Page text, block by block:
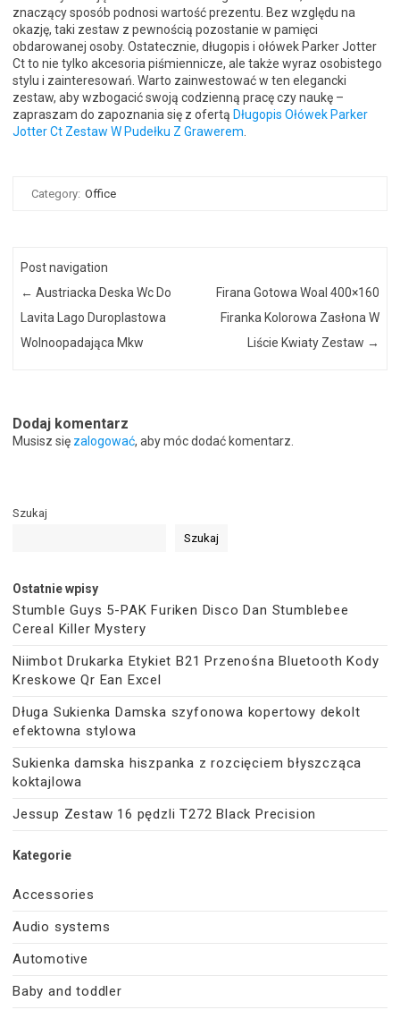
znaczący sposób podnosi wartość prezentu. Bez względu na
okazję, taki zestaw z pewnością pozostanie w pamięci
obdarowanej osoby. Ostatecznie, długopis i ołówek Parker Jotter
Ct to nie tylko akcesoria piśmiennicze, ale także wyraz osobistego
stylu i zainteresowań. Warto zainwestować w ten elegancki
zestaw, aby wzbogacić swoją codzienną pracę czy naukę –
zapraszam do zapoznania się z ofertą Długopis Ołówek Parker
Jotter Ct Zestaw W Pudełku Z Grawerem
Category: Office
Post navigation
← Austriacka Deska Wc Do
Lavita Lago Duroplastowa
Wolnoopadająca Mkw
Firana Gotowa Woal 400×160
Firanka Kolorowa Zasłona W
Liście Kwiaty Zestaw →
Dodaj komentarz
Musisz się zalogować, aby móc dodać komentarz.
Szukaj
Szukaj
Ostatnie wpisy
Stumble Guys 5-PAK Furiken Disco Dan Stumblebee
Cereal Killer Mystery
Niimbot Drukarka Etykiet B21 Przenośna Bluetooth Kody
Kreskowe Qr Ean Excel
Długa Sukienka Damska szyfonowa kopertowy dekolt
efektowna stylowa
Sukienka damska hiszpanka z rozcięciem błyszcząca
koktajlowa
Jessup Zestaw 16 pędzli T272 Black Precision
Kategorie
Accessories
Audio systems
Automotive
Baby and toddler